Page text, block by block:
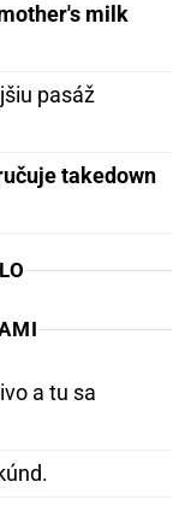
milk
pasáž
takedown
a tu sa